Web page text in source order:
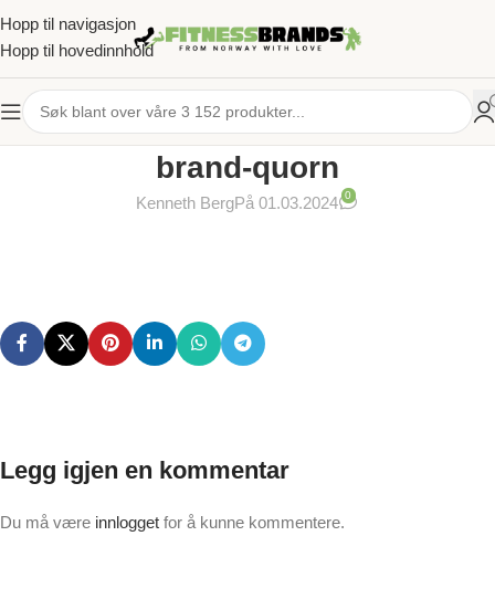
Hopp til navigasjon
Hopp til hovedinnhold
brand-quorn
Kenneth BergPå 01.03.2024 0
Legg igjen en kommentar
Du må være innlogget for å kunne kommentere.